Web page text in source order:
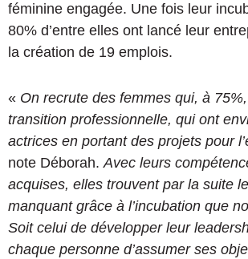
féminine engagée. Une fois leur
80% d’entre elles ont lancé leur
la création de 19 emplois.
« On recrute des femmes qui, à
transition professionnelle, qui ont
actrices en portant des projets pour
note Déborah.Avec leurs
acquises, elles trouvent par la suite
manquant grâce à l’incubation que
Soit celui de développer leur
chaque personne d’assumer ses